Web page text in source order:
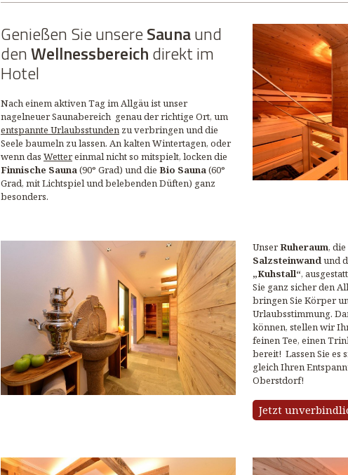
Genießen Sie unsereSaunaund
denWellnessbereichdirekt im
Hotel
Nach einem aktiven Tag im Allgäu ist unser
nagelneuer Saunabereich genau der richtige Ort, um
entspannte Urlaubsstunden zu verbringen und die
Seele baumeln zu lassen. An kalten Wintertagen, oder
wenn dasWettereinmal nicht so mitspielt, locken die
Finnische Sauna (90° Grad) und dieBio Sauna(60°
Grad, mit Lichtspiel und belebenden Düften) ganz
besonders.
UnserRuheraum, die
Salzsteinwandund
„Kuhstall“,
Sie ganz sicher den
bringen Sie Körper
Urlaubsstimmung.
können, stellen wir
feinen Tee, einen
bereit! Lassen Sie es
gleich Ihren
Oberstdorf!
Jetzt